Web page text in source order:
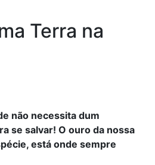
Terra na
não necessita dum
se salvar! O ouro da nossa
está onde sempre